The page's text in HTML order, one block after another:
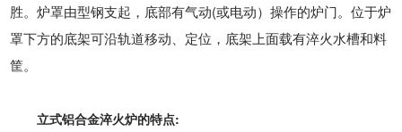
胜。炉罩由型钢支起，底部有气动(或电动）操作的炉门。位于炉
罩下方的底架可沿轨道移动、定位，底架上面载有淬火水槽和料
筐。
立式铝合金淬火炉的特点: